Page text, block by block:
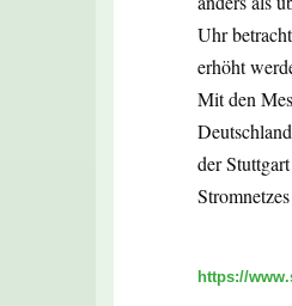
Uhr
erhöht
Mit den
der
https://